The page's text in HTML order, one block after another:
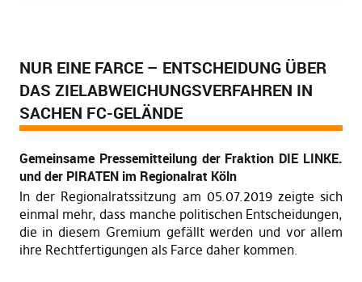
NUR EINE FARCE – ENTSCHEIDUNG ÜBER
DAS ZIELABWEICHUNGSVERFAHREN IN
SACHEN FC-GELÄNDE
Gemeinsame Pressemitteilung der Fraktion DIE LINKE.
und der PIRATEN im Regionalrat Köln
In der Regionalratssitzung am 05.07.2019 zeigte sich
einmal mehr, dass manche politischen Entscheidungen,
die in diesem Gremium gefällt werden und vor allem
ihre Rechtfertigungen als Farce daher kommen.